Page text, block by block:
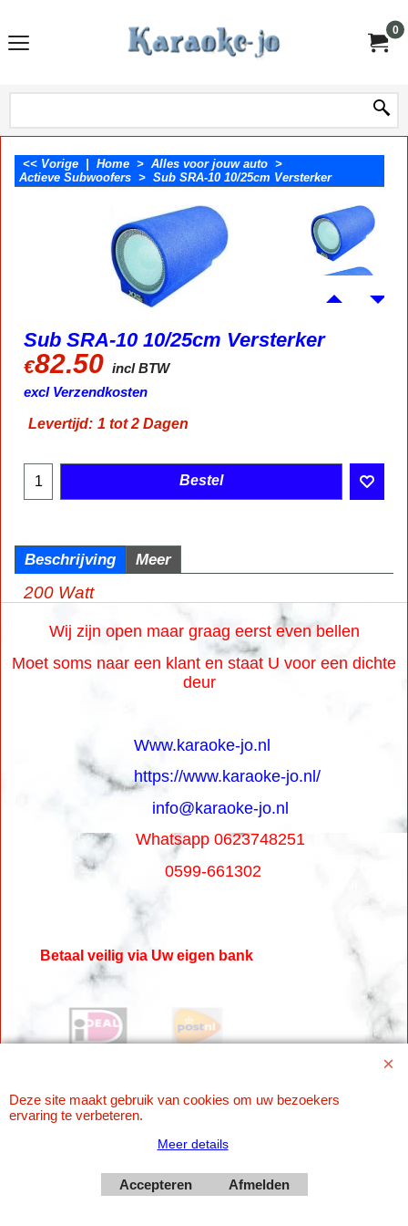
0
<< Vorige Home > Alles voor jouw auto >
Actieve Subwoofers > Sub SRA-10 10/25cm Versterker
Sub SRA-10 10/25cm Versterker
€82.50 incl BTW
excl Verzendkosten
Levertijd: 1 tot 2 Dagen
Bestel
Beschrijving Meer
200 Watt
Wij zijn open maar graag eerst even bellen
Moet soms naar een klant en staat U voor een dichte
deur
Www.karaoke-jo.nl
https://www.karaoke-jo.nl/
info@karaoke-jo.nl
Whatsapp 0623748251
0599-661302
Betaal veilig via Uw eigen bank
Webwinkel gemaakt met
ShopFactory webwinkel
software.
Deze site maakt gebruik van cookies om uw bezoekers
ervaring te verbeteren.
Meer details
Accepteren Afmelden